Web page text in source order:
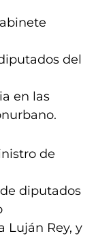
del
en las
de
diputados
Luján Rey, y